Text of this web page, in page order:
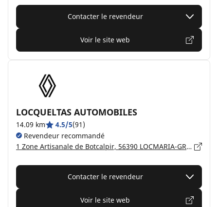
Contacter le revendeur
Voir le site web
LOCQUELTAS AUTOMOBILES
14.09 km 4.5/5(91)
Revendeur recommandé
1 Zone Artisanale de Botcalpir, 56390 LOCMARIA-GRAND-CHAMP
Contacter le revendeur
Voir le site web